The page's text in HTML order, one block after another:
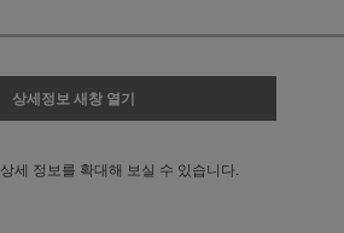
상세정보 새창 열기
상세 정보를 확대해 보실 수 있습니다.